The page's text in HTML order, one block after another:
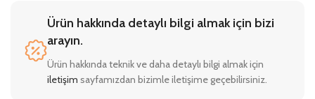
Ürün hakkında detaylı bilgi almak için bizi
arayın.
Ürün hakkında teknik ve daha detaylı bilgi almak için
iletişim sayfamızdan bizimle iletişime geçebilirsiniz.